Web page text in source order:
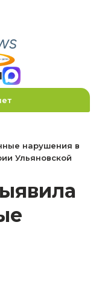
нарушения в
Ульяновской